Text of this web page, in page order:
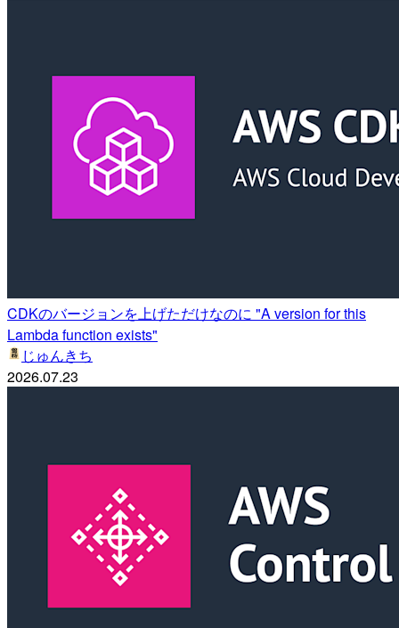
CDKのバージョンを上げただけなのに "A version for this
Lambda function exists"
じゅんきち
2026.07.23